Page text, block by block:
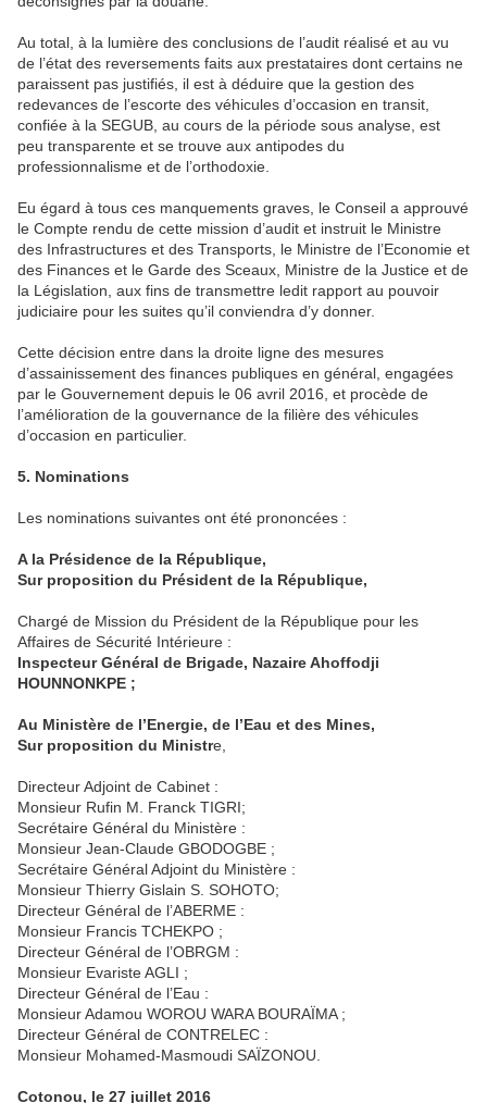
Au total, à la lumière des conclusions de l’audit réalisé et au vu
de l’état des reversements faits aux prestataires dont certains ne
paraissent pas justifiés, il est à déduire que la gestion des
redevances de l’escorte des véhicules d’occasion en transit,
confiée à la SEGUB, au cours de la période sous analyse, est
peu transparente et se trouve aux antipodes du
professionnalisme et de l’orthodoxie.
Eu égard à tous ces manquements graves, le Conseil a approuvé
le Compte rendu de cette mission d’audit et instruit le Ministre
des Infrastructures et des Transports, le Ministre de l’Economie et
des Finances et le Garde des Sceaux, Ministre de la Justice et de
la Législation, aux fins de transmettre ledit rapport au pouvoir
judiciaire pour les suites qu’il conviendra d’y donner.
Cette décision entre dans la droite ligne des mesures
d’assainissement des finances publiques en général, engagées
par le Gouvernement depuis le 06 avril 2016, et procède de
l’amélioration de la gouvernance de la filière des véhicules
d’occasion en particulier.
5. Nominations
Les nominations suivantes ont été prononcées :
A la Présidence de la République,
Sur proposition du Président de la République,
Chargé de Mission du Président de la République pour les
Affaires de Sécurité Intérieure :
Inspecteur Général de Brigade, Nazaire Ahoffodji
HOUNNONKPE ;
Au Ministère de l’Energie, de l’Eau et des Mines,
Sur proposition du Ministre,
Directeur Adjoint de Cabinet :
Monsieur Rufin M. Franck TIGRI;
Secrétaire Général du Ministère :
Monsieur Jean-Claude GBODOGBE ;
Secrétaire Général Adjoint du Ministère :
Monsieur Thierry Gislain S. SOHOTO;
Directeur Général de l’ABERME :
Monsieur Francis TCHEKPO ;
Directeur Général de l’OBRGM :
Monsieur Evariste AGLI ;
Directeur Général de l’Eau :
Monsieur Adamou WOROU WARA BOURAÏMA ;
Directeur Général de CONTRELEC :
Monsieur Mohamed-Masmoudi SAÏZONOU.
Cotonou, le 27 juillet 2016